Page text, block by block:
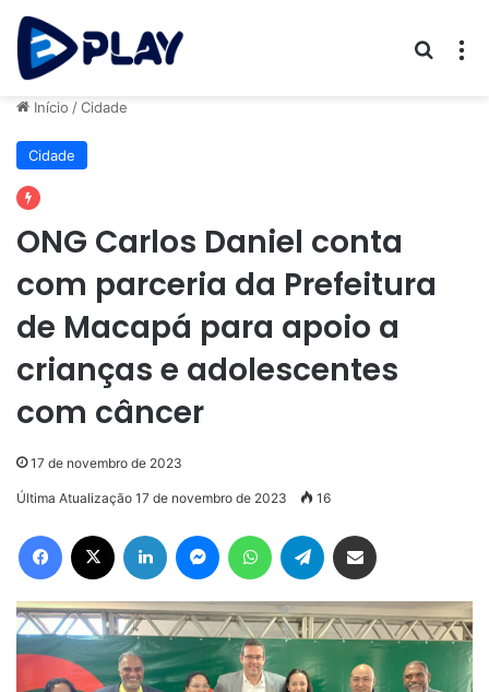
Início /Cidade
Cidade
ONG Carlos Daniel conta
com parceria da Prefeitura
de Macapá para apoio a
crianças e adolescentes
com câncer
17 de novembro de 2023
Última Atualização 17 de novembro de 2023 16
Facebook Linkedin MessengerWhatsAppTelegram